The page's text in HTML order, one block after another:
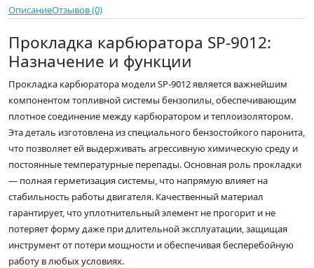
ОписаниеОтзывов (0)
Прокладка карбюратора SP-9012:
Назначение и функции
Прокладка карбюратора модели SP-9012 является важнейшим
компонентом топливной системы бензопилы, обеспечивающим
плотное соединение между карбюратором и теплоизолятором.
Эта деталь изготовлена из специального бензостойкого паронита,
что позволяет ей выдерживать агрессивную химическую среду и
постоянные температурные перепады. Основная роль прокладки
— полная герметизация системы, что напрямую влияет на
стабильность работы двигателя. Качественный материал
гарантирует, что уплотнительный элемент не прогорит и не
потеряет форму даже при длительной эксплуатации, защищая
инструмент от потери мощности и обеспечивая бесперебойную
работу в любых условиях.